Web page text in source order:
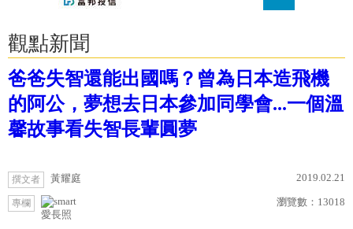
觀點新聞
爸爸失智還能出國嗎？曾為日本造飛機
的阿公，夢想去日本參加同學會...一個溫
馨故事看失智長輩圓夢
撰文者 黃耀庭 2019.02.21
專欄
愛長照
瀏覽數： 13018